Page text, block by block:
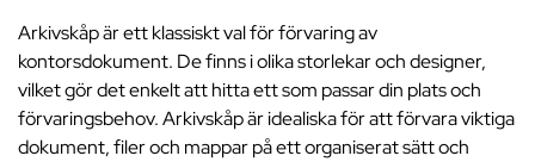
Arkivskåp är ett klassiskt val för förvaring av
kontorsdokument. De finns i olika storlekar och designer,
vilket gör det enkelt att hitta ett som passar din plats och
förvaringsbehov. Arkivskåp är idealiska för att förvara viktiga
dokument, filer och mappar på ett organiserat sätt och